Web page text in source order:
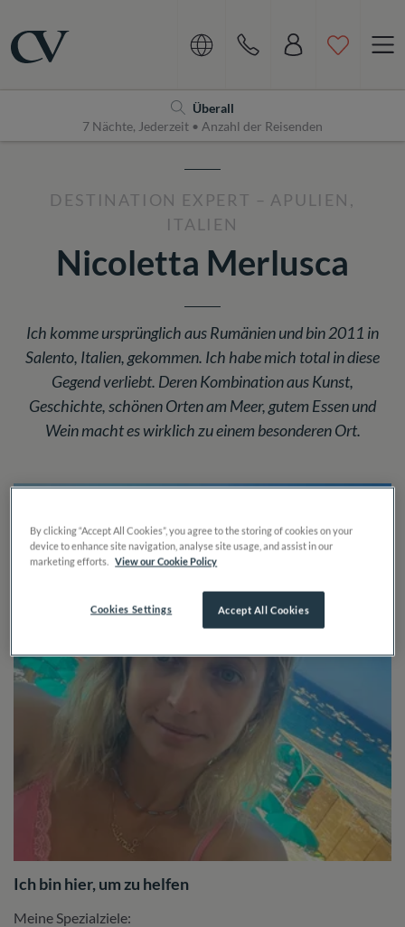
Überall
7 Nächte, Jederzeit • Anzahl der Reisenden
DESTINATION EXPERT – APULIEN,
ITALIEN
Nicoletta Merlusca
Ich komme ursprünglich aus Rumänien und bin 2011 in
Salento, Italien, gekommen. Ich habe mich total in diese
Gegend verliebt. Deren Kombination aus Kunst,
Geschichte, schönen Orten am Meer, gutem Essen und
Wein macht es wirklich zu einem besonderen Ort.
Ich bin hier, um zu helfen
Meine Spezialziele:
By clicking “Accept All Cookies”, you agree to the storing of cookies on your
device to enhance site navigation, analyse site usage, and assist in our
marketing efforts. View our Cookie Policy
Accept All Cookies
Cookies Settings